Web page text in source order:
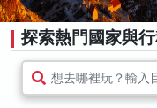
探索熱門國家與
想去哪裡玩？輸入